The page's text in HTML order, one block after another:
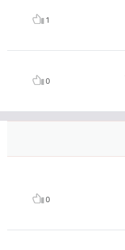
1
0
0